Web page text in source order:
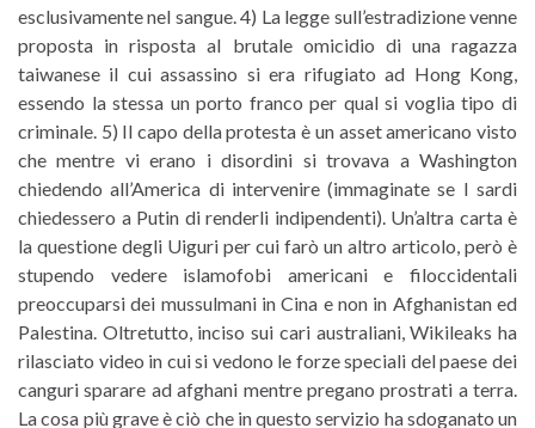
esclusivamente nel sangue. 4) La legge sull’estradizione venne
proposta in risposta al brutale omicidio di una ragazza
taiwanese il cui assassino si era rifugiato ad Hong Kong,
essendo la stessa un porto franco per qual si voglia tipo di
criminale. 5) Il capo della protesta è un asset americano visto
che mentre vi erano i disordini si trovava a Washington
chiedendo all’America di intervenire (immaginate se I sardi
chiedessero a Putin di renderli indipendenti). Un’altra carta è
la questione degli Uiguri per cui farò un altro articolo, però è
stupendo vedere islamofobi americani e filoccidentali
preoccuparsi dei mussulmani in Cina e non in Afghanistan ed
Palestina. Oltretutto, inciso sui cari australiani, Wikileaks ha
rilasciato video in cui si vedono le forze speciali del paese dei
canguri sparare ad afghani mentre pregano prostrati a terra.
La cosa più grave è ciò che in questo servizio ha sdoganato un